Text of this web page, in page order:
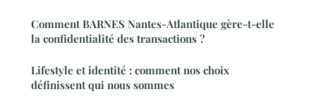
Comment BARNES Nantes-Atlantique gère-t-elle
la confidentialité des transactions ?
Lifestyle et identité : comment nos choix
définissent qui nous sommes